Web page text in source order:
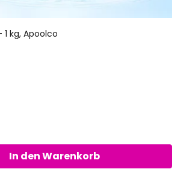
kg, Apoolco
In den Warenkorb